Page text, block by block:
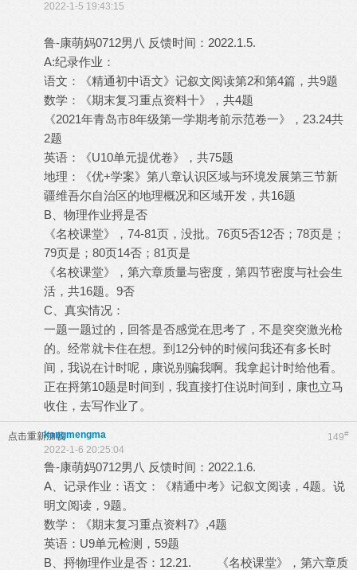
2022-1-5 19:43:15
鲁-康萌妈0712男八 反馈时间：2022.1.5.
A:纪录作业：
语文：《精通初中语文》记叙文阅读第2和第4篇，共9题
数学：《期末复习重点资料十》，共4题
《2021年青岛市8年级第一学期考前示范卷一》，23.24共
2题
英语：《U10单元提优卷》，共75题
地理：《优+学案》第八章认识区域与环境发展第三节新
疆维吾尔自治区的地理概况和区域开发，共16题
B、物理作业捋是否
《名校课堂》，74-81页，没批。76页5否12否；78页是；
79页是；80页14否；81页是
《名校课堂》，第六章质量与密度，第四节密度与社会生
活，共16题。9否
C、真实情况：
一题一题过的，回答是否感觉在思考了，不是突突激光枪
的。经常就卡住在想。到12分钟的时候问我还有多长时
间，我说在计时呢，康说别骗我啊。我拿起计时给他看。
正在捋第10题是时间到，我直接打住说时间到，康也立马
收住，去写作业了。
点击重新加载 149#
kangmengma
2022-1-6 20:25:04
鲁-康萌妈0712男八 反馈时间：2022.1.6.
A、记录作业：语文：《精通中考》记叙文阅读，4题。说
明文阅读，9题。
数学：《期末复习重点资料7》,4题
英语：U9单元检测，59题
B、捋物理作业是否：12.21. 《名校课堂》，第六章质